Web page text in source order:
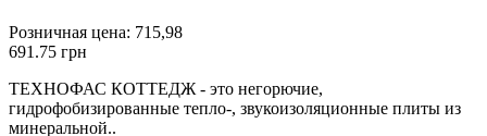
Розничная цена: 715,98
691.75 грн
ТЕХНОФАС КОТТЕДЖ - это негорючие,
гидрофобизированные тепло-, звукоизоляционные плиты из
минеральной..